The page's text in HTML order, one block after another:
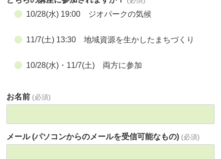
10/28(水) 19:00 ジオパークの気候
11/7(土) 13:30 地域資源を生かしたまちづくり
10/28(水)・11/7(土) 両方に参加
お名前 (必須)
メール (パソコンからのメールを受信可能なもの) (必須)